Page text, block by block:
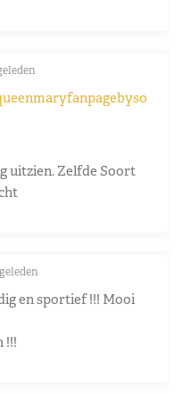
uitzien. Zelfde Soort
en sportief !!! Mooi
!!!